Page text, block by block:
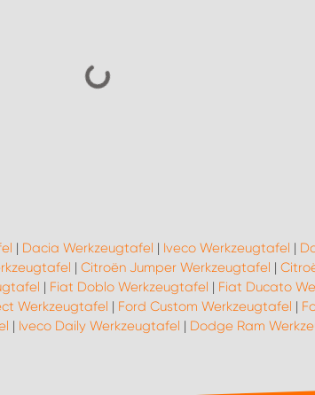
| Dacia Werkzeugtafel | Iveco Werkzeugtafel |
| Citroën Jumper Werkzeugtafel |
| Fiat Doblo Werkzeugtafel | Fiat Ducato
Werkzeugtafel | Ford Custom Werkzeugtafel |
| Iveco Daily Werkzeugtafel | Dodge Ram